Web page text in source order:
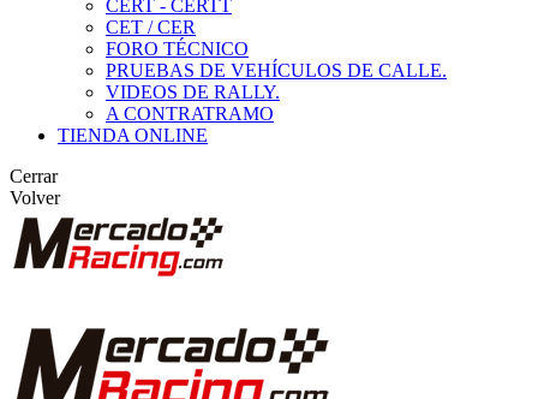
CERT - CERTT
CET / CER
FORO TÉCNICO
PRUEBAS DE VEHÍCULOS DE CALLE.
VIDEOS DE RALLY.
A CONTRATRAMO
TIENDA ONLINE
Cerrar
Volver